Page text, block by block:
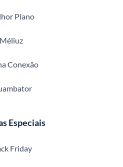
Plano
Méliuz
Conexão
Especiais
Friday